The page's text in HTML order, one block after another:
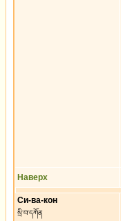
Наверх
Си-ва-кон
སྲི་བ་དཀོན